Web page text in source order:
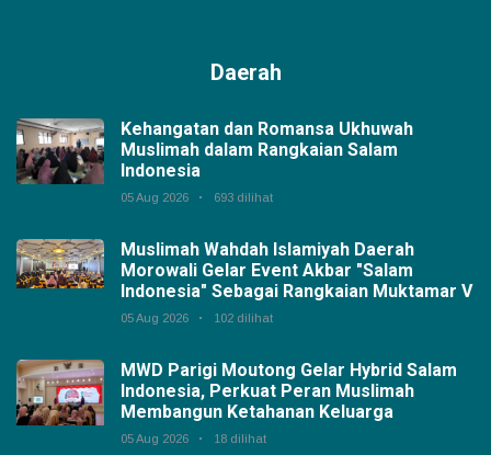
Daerah
Kehangatan dan Romansa Ukhuwah
Muslimah dalam Rangkaian Salam
Indonesia
05 Aug 2026 693 dilihat
Muslimah Wahdah Islamiyah Daerah
Morowali Gelar Event Akbar "Salam
Indonesia" Sebagai Rangkaian Muktamar V
05 Aug 2026 102 dilihat
MWD Parigi Moutong Gelar Hybrid Salam
Indonesia, Perkuat Peran Muslimah
Membangun Ketahanan Keluarga
05 Aug 2026 18 dilihat